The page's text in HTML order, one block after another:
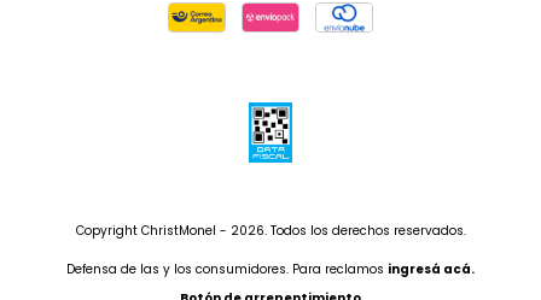
Copyright ChristMonel - 2026. Todos los derechos reservados.
Defensa de las y los consumidores. Para reclamos ingresá acá.